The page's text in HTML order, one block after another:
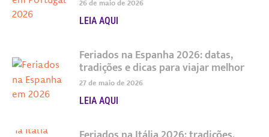
26 de maio de 2026
LEIA AQUI
Feriados na Espanha 2026: datas,
tradições e dicas para viajar melhor
27 de maio de 2026
LEIA AQUI